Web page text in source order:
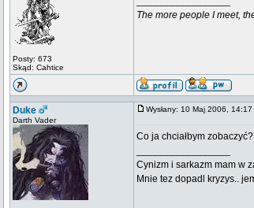
Posty: 673
Skąd: Cahtice
The more people I meet,
Duke
Darth Vader
Wysłany: 10 Maj 2006,
Co ja chciałbym
Cynizm i sarkazm mam w
Mnie tez dopadl kryzys..